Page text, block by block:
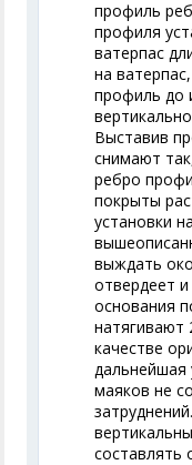
профиль
профиля
ватерпас
на
профиль до
Выставив
снимают
ребро
покрыты
установки
выждать
отвердеет
основания
натягивают
качестве
дальнейшая
маяков не
составлять